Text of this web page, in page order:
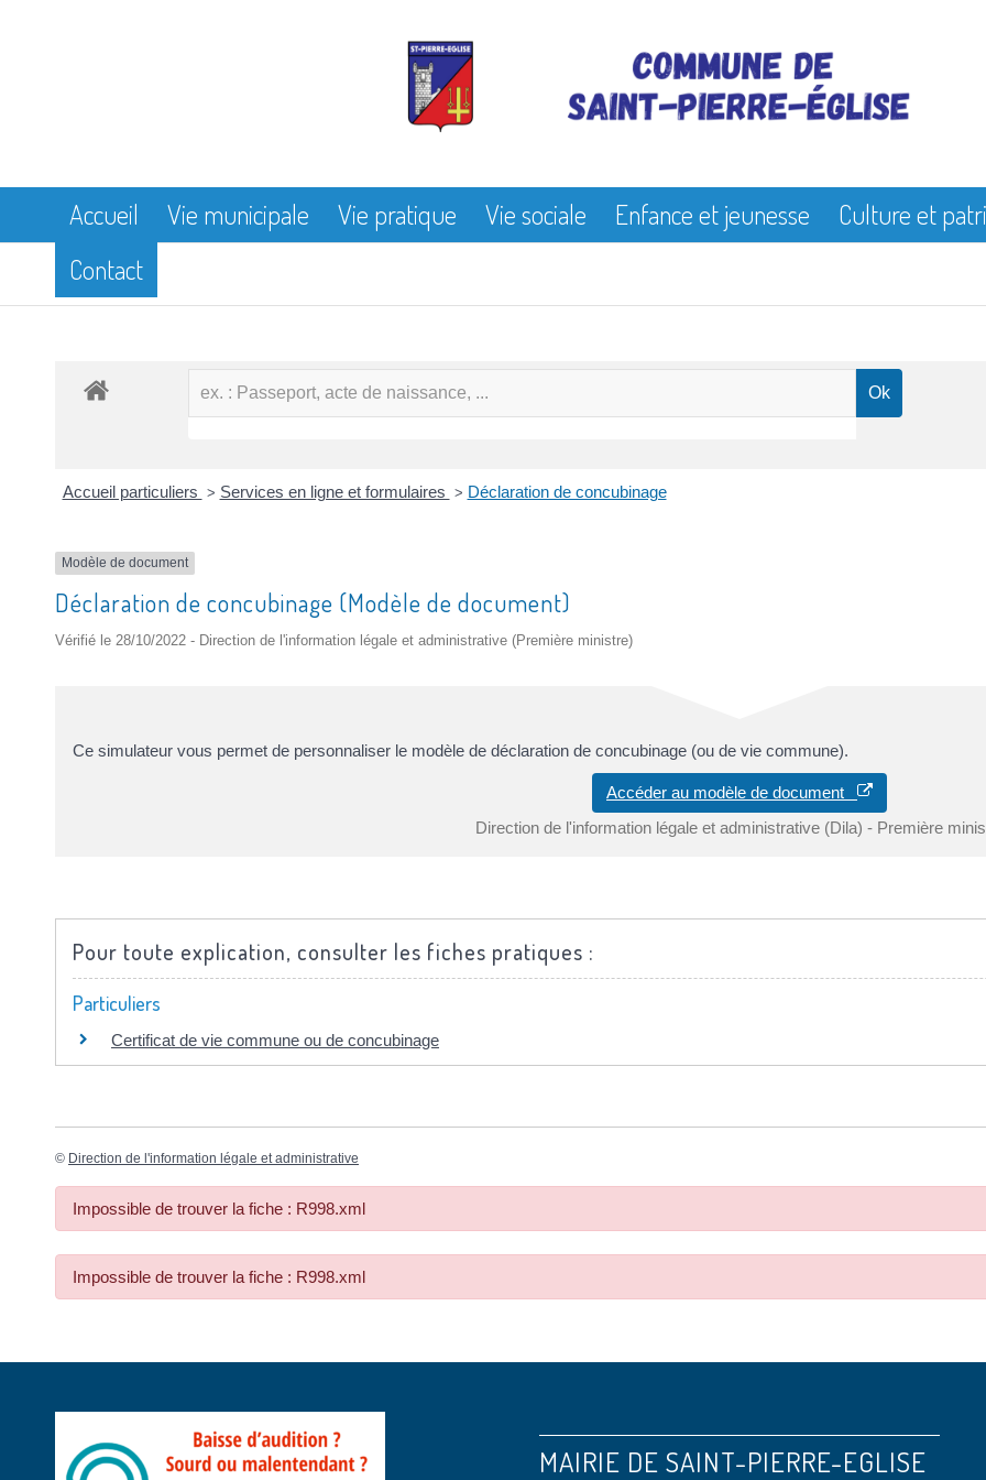
Accueil Vie municipale Vie pratique Vie sociale Enfance et jeunesse
Culture et
Contact
Accueil particuliers > Services en ligne et formulaires > Déclaration de concubinage
Modèle de document
Déclaration de concubinage (Modèle de document)
Vérifié le 28/10/2022 - Direction de l'information légale et administrative (Première ministre)
Ce simulateur vous permet de personnaliser le modèle de déclaration de concubinage (ou de vie commune).
Accéder au modèle de document
Direction de l'information légale et administrative (Dila) - Première
Pour toute explication, consulter les fiches pratiques :
Particuliers
Certificat de vie commune ou de concubinage
© Direction de l'information légale et administrative
Impossible de trouver la fiche : R998.xml
Impossible de trouver la fiche : R998.xml
MAIRIE DE SAINT-PIERRE-EGLISE